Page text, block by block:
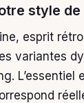
style de
esprit
variantes
L’essentiel